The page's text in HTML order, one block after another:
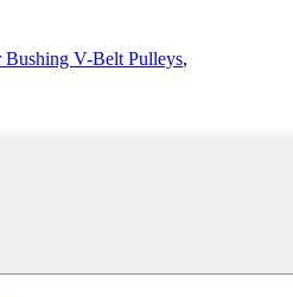
Bushing V-Belt Pulleys,